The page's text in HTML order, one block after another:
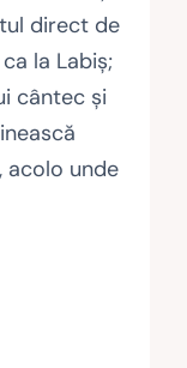
direct de
la Labiș;
cântec și
acolo unde